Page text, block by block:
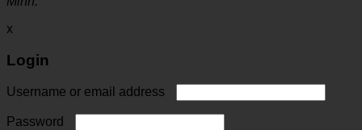
x
Login
Username or email address
Password